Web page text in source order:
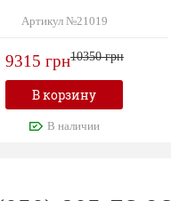
Артикул №21019
9315 грн10350 грн
В корзину
В наличии